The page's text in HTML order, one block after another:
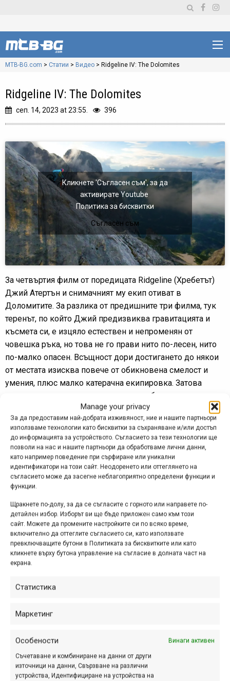
Manage your privacy
За да предоставим най-добрата изживяност, ние и нашите партньори
използваме технологии като бисквитки за съхраняване и/или достъп
до информацията за устройството. Съгласието за тези технологии ще
позволи на нас и нашите партньори да обработваме лични данни,
като например поведение при сърфиране или уникални
идентификатори на този сайт. Неодоренето или оттеглянето на
съгласието може да засегне неблагоприятно определени функции и
функции.
Щракнете по-долу, за да се съгласите с горното или направете по-
детайлен избор. Изборът ви ще бъде приложен само към този
сайт. Можете да промените настройките си по всяко време,
включително да оттеглите съгласието си, като използвате
превключващите бутони в Политиката за бисквитките или като
кликнете върху бутона управление на съгласие в долната част на
екрана.
Статистика
Маркетинг
Особености Винаги активен
Съчетаване и комбиниране на данни от други
източници на данни, Свързване на различни
устройства, Идентифициране на устройства на
MTB-BG.com > Статии > Видео > Ridgeline IV: The Dolomites
Ridgeline IV: The Dolomites
сеп. 14, 2023 at 23:55. 396
Кликнете 'Съгласен съм', за да
активирате Youtube
Политика за бисквитки
Съгласен съм
За четвъртия филм от поредицата Ridgeline (Хребетът)
Джий Атертън и снимачният му екип отиват в
Доломитите. За разлика от предишните три филма, тук
теренът, по който Джий предизвиква гравитацията и
късмета си, е изцяло естествен и непроменян от
човешка ръка, но това не го прави нито по-лесен, нито
по-малко опасен. Всъщност дори достигането до някои
от местата изисква повече от обикновена смелост и
умения, плюс малко катерачна екипировка. Затова
цялостната логистика и заснемане са били по-трудни от
всички предишни клипове в поредицата, но резултатът
определено си струва!
За това каране Джий е избрал най-новия велосипед с
тяхната марка –Atherton AM.170. Той е достатъчно здрав
и надежден дори за най-трудните терени, но в същото
време е по-лек от DH велосипед, което има значение,
Реклама
Предишна
ПАРТНЬОРИ